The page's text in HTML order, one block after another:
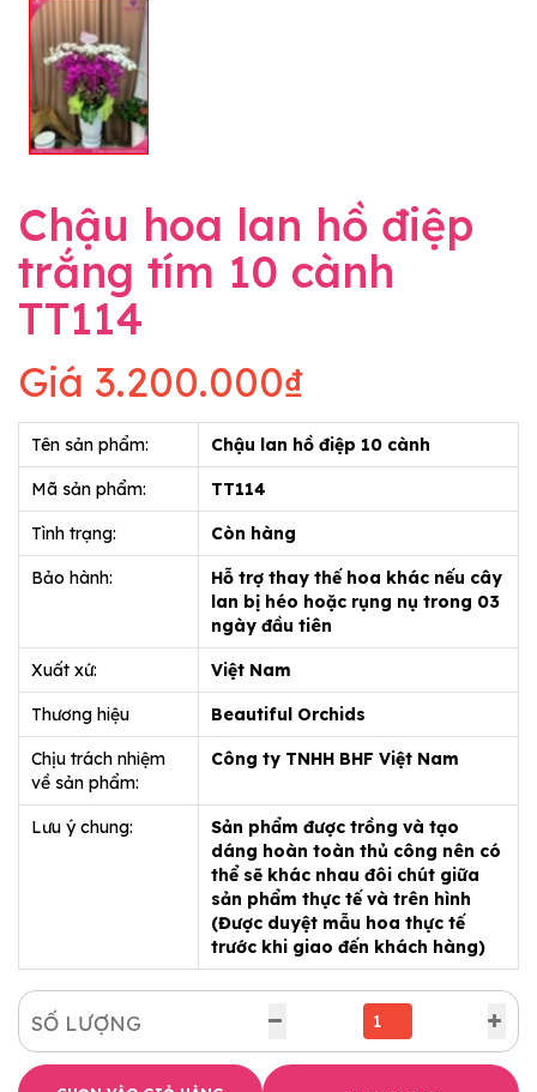
Chậu hoa lan hồ điệp
trắng tím 10 cành
TT114
Giá 3.200.000₫
Tên sản phẩm: Chậu lan hồ điệp 10 cành
Mã sản phẩm: TT114
Tình trạng: Còn hàng
Bảo hành:
Hỗ trợ thay thế hoa khác nếu cây
lan bị héo hoặc rụng nụ trong 03
ngày đầu tiên
Xuất xứ: Việt Nam
Thương hiệu Beautiful Orchids
Chịu trách nhiệm
về sản phẩm:
Công ty TNHH BHF Việt Nam
Lưu ý chung:
Sản phẩm được trồng và tạo
dáng hoàn toàn thủ công nên có
thể sẽ khác nhau đôi chút giữa
sản phẩm thực tế và trên hình
(Được duyệt mẫu hoa thực tế
trước khi giao đến khách hàng)
SỐ LƯỢNG